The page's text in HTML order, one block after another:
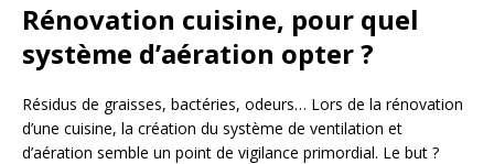
Rénovation cuisine, pour quel
système d’aération opter ?
Résidus de graisses, bactéries, odeurs… Lors de la rénovation
d’une cuisine, la création du système de ventilation et
d’aération semble un point de vigilance primordial. Le but ?